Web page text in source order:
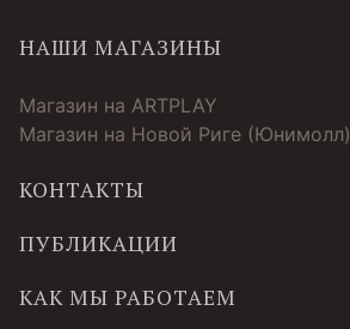
НАШИ МАГАЗИНЫ
Магазин на ARTPLAY
Магазин на Новой Риге (Юнимолл)
КОНТАКТЫ
ПУБЛИКАЦИИ
КАК МЫ РАБОТАЕМ